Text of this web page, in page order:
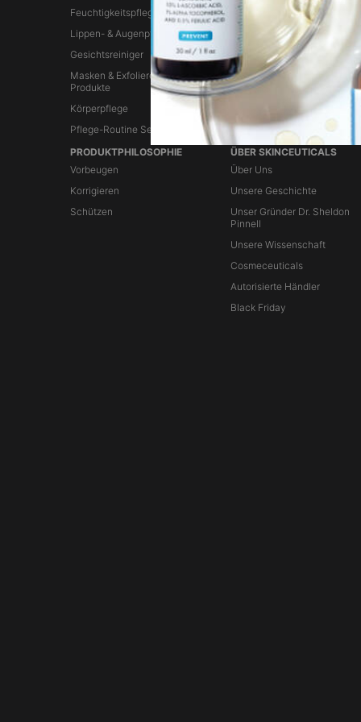
Feuchtigkeitspflege
Lippen- & Augenpflege
Gesichtsreiniger
Masken & Exfolierende
Produkte
Körperpflege
Pflege-Routine Sets
Anti-Aging-Seren
Antioxidantien
Peelende Seren
Feuchtigkeitsspendende
PRODUKTPHILOSOPHIE
Vorbeugen
Korrigieren
Schützen
ÜBER SKINCEUTICALS
Über Uns
Unsere Geschichte
Unser Gründer Dr. Sheldon
Pinnell
Unsere Wissenschaft
Cosmeceuticals
Autorisierte Händler
Black Friday